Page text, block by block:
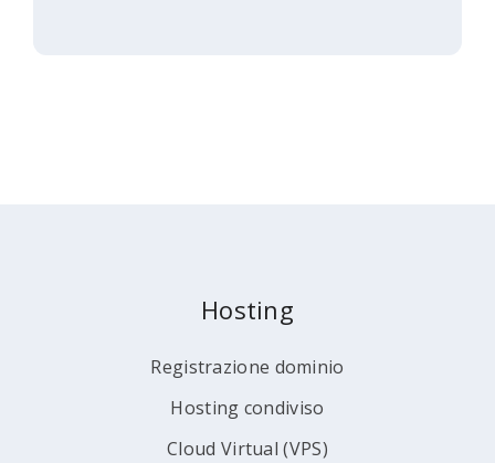
Hosting
Registrazione dominio
Hosting condiviso
Cloud Virtual (VPS)